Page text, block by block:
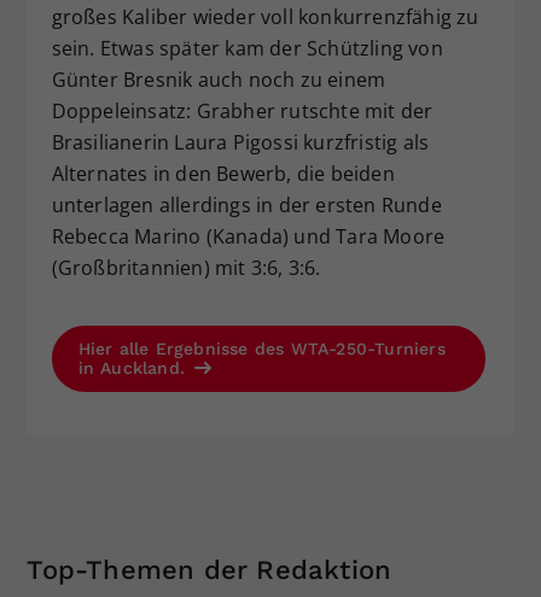
großes Kaliber wieder voll konkurrenzfähig zu
sein. Etwas später kam der Schützling von
Günter Bresnik auch noch zu einem
Doppeleinsatz: Grabher rutschte mit der
Brasilianerin Laura Pigossi kurzfristig als
Alternates in den Bewerb, die beiden
unterlagen allerdings in der ersten Runde
Rebecca Marino (Kanada) und Tara Moore
(Großbritannien) mit 3:6, 3:6.
Hier alle Ergebnisse des WTA-250-Turniers
in Auckland.
Top-Themen der Redaktion